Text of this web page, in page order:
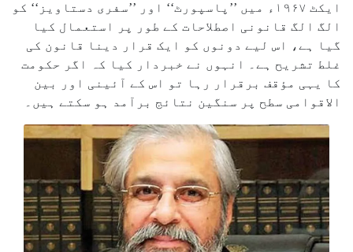
ایکٹ ۱۹۶۷ء میں ’’پاسپورٹ‘‘ اور ’’سفری دستاویز‘‘ کو
الگ الگ قانونی اصطلاحات کے طور پر استعمال کیا
گیا ہے، اس لیے دونوں کو ایک قرار دینا قانون کی
غلط تشریح ہے۔ انہوں نے خبردار کیا کہ اگر حکومت
کا یہی مؤقف برقرار رہا تو اس کے آئینی اور بین
الاقوامی سطح پر سنگین نتائج برآمد ہو سکتے ہیں۔